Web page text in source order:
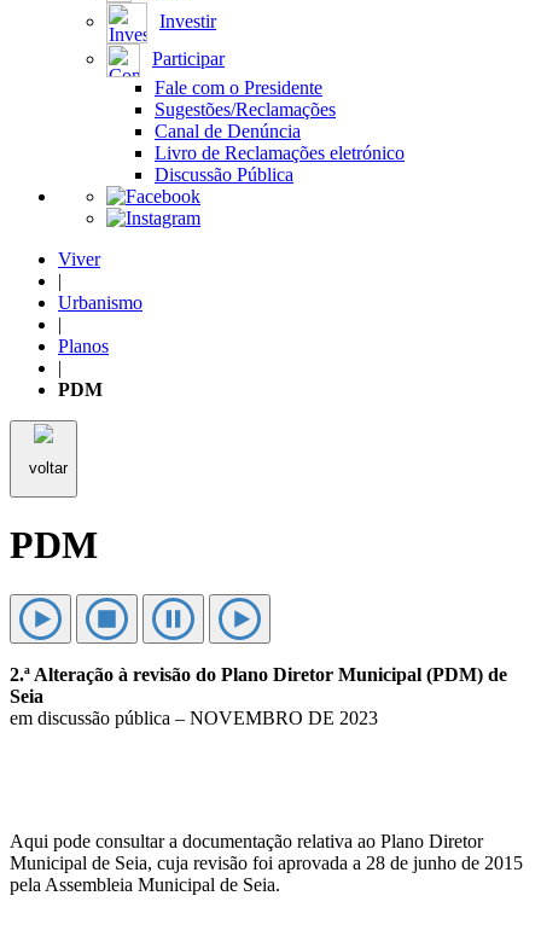
Investir
Participar
Fale com o Presidente
Sugestões/Reclamações
Canal de Denúncia
Livro de Reclamações eletrónico
Discussão Pública
Viver
|
Urbanismo
|
Planos
|
PDM
voltar
PDM
2.ª Alteração à revisão do Plano Diretor Municipal (PDM) de
Seia
em discussão pública – NOVEMBRO DE 2023
Aqui pode consultar a documentação relativa ao Plano Diretor
Municipal de Seia, cuja revisão foi aprovada a 28 de junho de 2015
pela Assembleia Municipal de Seia.